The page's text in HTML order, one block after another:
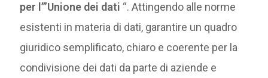
per l’”Unione dei dati “. Attingendo alle norme
esistenti in materia di dati, garantire un quadro
giuridico semplificato, chiaro e coerente per la
condivisione dei dati da parte di aziende e